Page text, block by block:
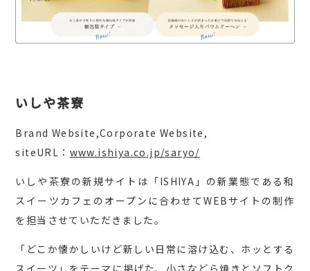
いしや茶寮
Brand Website,Corporate Website,
siteURL： www.ishiya.co.jp/saryo/
いしや茶寮の新規サイトは「ISHIYA」の新業態である和
スイーツカフェのオープンに合わせてWEBサイトの制作
を担当させていただきました。
「どこか懐かしいけど新しい日常に溶け込む、ホッとする
スイーツ」をテーマに掲げた、小さなどら焼きとソフトク